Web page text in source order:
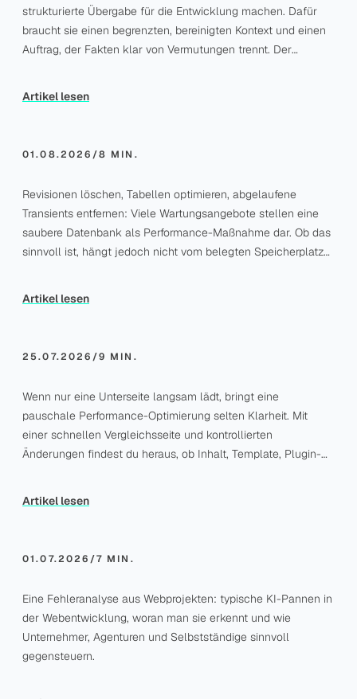
strukturierte Übergabe für die Entwicklung machen. Dafür
braucht sie einen begrenzten, bereinigten Kontext und einen
Auftrag, der Fakten klar von Vermutungen trennt. Der
sinnvoll weiterarbeiten lässt.
Artikel lesen
WordPress-Datenbank
mehr Tempo?
01.08.2026 /8 MIN.
Revisionen löschen, Tabellen optimieren, abgelaufene
Transients entfernen: Viele Wartungsangebote stellen eine
saubere Datenbank als Performance-Maßnahme dar. Ob das
sinnvoll ist, hängt jedoch nicht vom belegten Speicherplatz
Aufräumaktionen und riskante Löschungen.
Artikel lesen
WordPress-Seite
einzelnen URL finden
25.07.2026 /9 MIN.
Wenn nur eine Unterseite langsam lädt, bringt eine
pauschale Performance-Optimierung selten Klarheit. Mit
einer schnellen Vergleichsseite und kontrollierten
Änderungen findest du heraus, ob Inhalt, Template, Plugin-
Entwickleraufgabe.
Artikel lesen
Der KI-Code sah gut
aus – warum er im
Ärger machte
01.07.2026 /7 MIN.
Eine Fehleranalyse aus Webprojekten: typische KI-Pannen in
der Webentwicklung, woran man sie erkennt und wie
Unternehmer, Agenturen und Selbstständige sinnvoll
gegensteuern.